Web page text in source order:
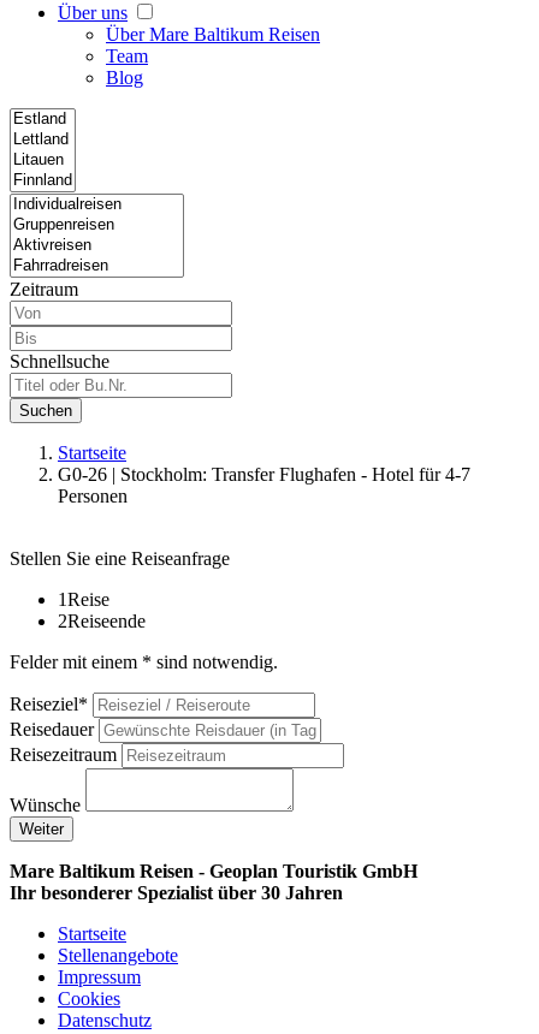
Über uns
Über Mare Baltikum Reisen
Team
Blog
Zeitraum
Schnellsuche
Suchen
Startseite
G0-26 | Stockholm: Transfer Flughafen - Hotel für 4-7
Personen
Stellen Sie eine Reiseanfrage
1Reise
2Reiseende
Felder mit einem * sind notwendig.
Reiseziel*
Reisedauer
Reisezeitraum
Wünsche
Weiter
Mare Baltikum Reisen - Geoplan Touristik GmbH
Ihr besonderer Spezialist über 30 Jahren
Startseite
Stellenangebote
Impressum
Cookies
Datenschutz